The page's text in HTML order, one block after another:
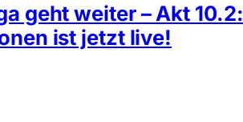
geht weiter – Akt 10.2:
ist jetzt live!